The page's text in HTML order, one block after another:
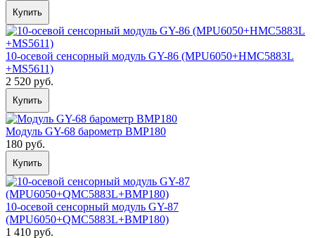
Купить
10-осевой сенсорный модуль GY-86 (MPU6050+HMC5883L
+MS5611)
2 520 руб.
Купить
Модуль GY-68 барометр BMP180
180 руб.
Купить
10-осевой сенсорный модуль GY-87
(MPU6050+QMC5883L+BMP180)
1 410 руб.